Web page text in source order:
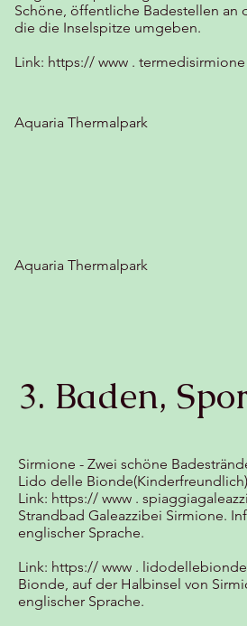
Schöne, öffentliche Badestellen an
die die Inselspitze umgeben.
Link: https:// www .
3. Baden,
Sirmione - Zwei schöne
Lido delle Bionde(Kinderfreundlich)
Link: https:// www .
Strandbad Galeazzibei Sirmione.
englischer Sprache.
Link: https:// www .
Bionde, auf der Halbinsel von
englischer Sprache.
Aquaria Thermalpark
Aquaria Thermalpark